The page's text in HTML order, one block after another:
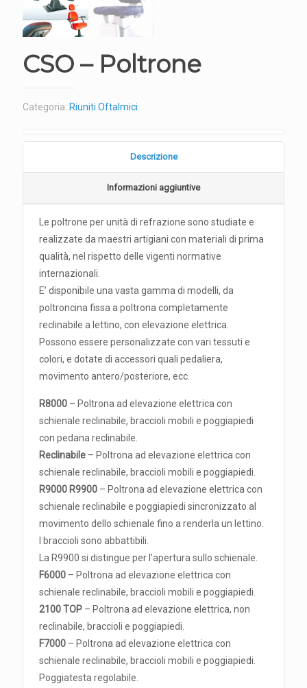
CSO – Poltrone
Categoria: Riuniti Oftalmici
Descrizione
Informazioni aggiuntive
Le poltrone per unità di refrazione sono studiate e
realizzate da maestri artigiani con materiali di prima
qualità, nel rispetto delle vigenti normative
internazionali.
E’ disponibile una vasta gamma di modelli, da
poltroncina fissa a poltrona completamente
reclinabile a lettino, con elevazione elettrica.
Possono essere personalizzate con vari tessuti e
colori, e dotate di accessori quali pedaliera,
movimento antero/posteriore, ecc.
R8000 – Poltrona ad elevazione elettrica con
schienale reclinabile, braccioli mobili e poggiapiedi
con pedana reclinabile.
Reclinabile – Poltrona ad elevazione elettrica con
schienale reclinabile, braccioli mobili e poggiapiedi.
R9000 R9900 – Poltrona ad elevazione elettrica con
schienale reclinabile e poggiapiedi sincronizzato al
movimento dello schienale fino a renderla un lettino.
I braccioli sono abbattibili.
La R9900 si distingue per l’apertura sullo schienale.
F6000 – Poltrona ad elevazione elettrica con
schienale reclinabile, braccioli mobili e poggiapiedi.
2100 TOP – Poltrona ad elevazione elettrica, non
reclinabile, braccioli e poggiapiedi.
F7000 – Poltrona ad elevazione elettrica con
schienale reclinabile, braccioli mobili e poggiapiedi.
Poggiatesta regolabile.